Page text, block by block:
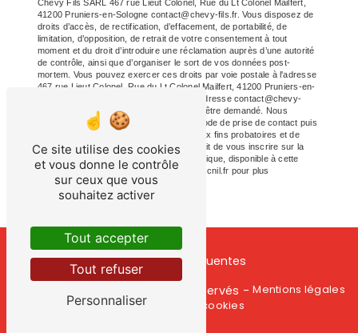
Chevy Fils SARL 467 rue Lieut Colonel, Rue du Lt Colonel Mailfert,
41200 Pruniers-en-Sologne contact@chevy-fils.fr. Vous disposez de
droits d’accès, de rectification, d’effacement, de portabilité, de
limitation, d’opposition, de retrait de votre consentement à tout
moment et du droit d’introduire une réclamation auprès d’une autorité
de contrôle, ainsi que d’organiser le sort de vos données post-
mortem. Vous pouvez exercer ces droits par voie postale à l'adresse
467 rue Lieut Colonel, Rue du Lt Colonel Mailfert, 41200 Pruniers-en-
Sologne ou par courrier électronique à l'adresse contact@chevy-
fils.fr. Un justificatif d'identité pourra vous être demandé. Nous
conservons vos données pendant la période de prise de contact puis
pendant la durée de prescription légale aux fins probatoires et de
gestion des contentieux. Vous avez le droit de vous inscrire sur la
liste d'opposition au démarchage téléphonique, disponible à cette
adresse: Bloctel.gouv.fr . Consultez le site cnil.fr pour plus
d’informations sur vos droits.
Recherches fréquentes
- 2026 - Tous droits réservés -Mentions légales
-Gestion des cookies
Ce site utilise des cookies
et vous donne le contrôle
sur ceux que vous
souhaitez activer
Tout accepter
Tout refuser
Personnaliser